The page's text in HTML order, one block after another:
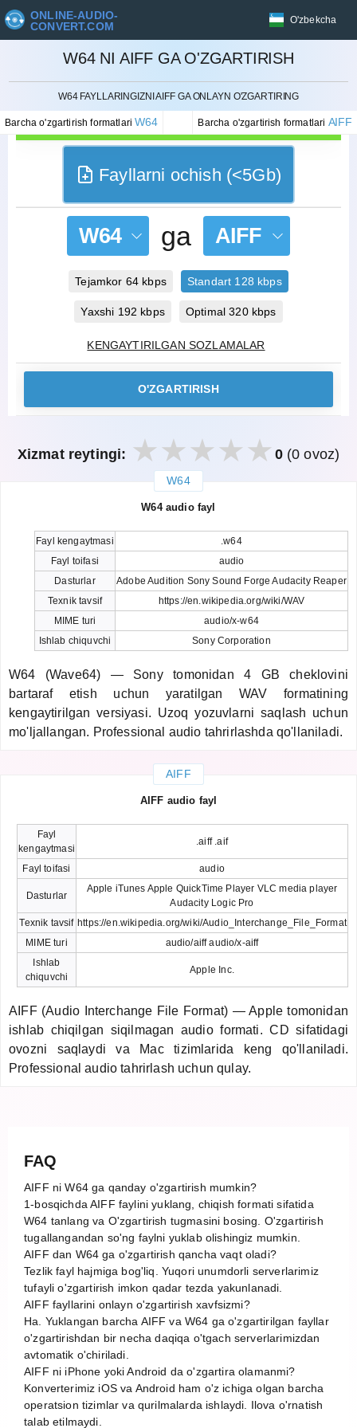
ONLINE-AUDIO-
CONVERT.COM
O'zbekcha
W64 NI AIFF GA O'ZGARTIRISH
W64 FAYLLARINGIZNI AIFF GA ONLAYN O'ZGARTIRING
Barcha o'zgartirish formatlariW64 Barcha o'zgartirish formatlari AIFF
BEKOR QILISH
Fayllarni ochish (<5Gb)
W64 ga AIFF
Tejamkor 64 kbps Standart 128 kbps
Yaxshi 192 kbps Optimal 320 kbps
KENGAYTIRILGAN SOZLAMALAR
O'ZGARTIRISH
Xizmat reytingi: 0(0 ovoz)
W64
W64 audio fayl
Fayl kengaytmasi
.w64
Fayl toifasi
audio
Dasturlar
Adobe Audition Sony Sound Forge Audacity Reaper
Texnik tavsif
https://en.wikipedia.org/wiki/WAV
MIME turi
audio/x-w64
Ishlab chiquvchi
Sony Corporation
W64 (Wave64) — Sony tomonidan 4 GB cheklovini
bartaraf etish uchun yaratilgan WAV formatining
kengaytirilgan versiyasi. Uzoq yozuvlarni saqlash uchun
mo'ljallangan. Professional audio tahrirlashda qo'llaniladi.
AIFF
AIFF audio fayl
Fayl
kengaytmasi
.aiff .aif
Fayl toifasi audio
Dasturlar
Apple iTunes Apple QuickTime Player VLC media player
Audacity Logic Pro
Texnik tavsif https://en.wikipedia.org/wiki/Audio_Interchange_File_Format
MIME turi
audio/aiff audio/x-aiff
Ishlab
chiquvchi
Apple Inc.
AIFF (Audio Interchange File Format) — Apple tomonidan
ishlab chiqilgan siqilmagan audio formati. CD sifatidagi
ovozni saqlaydi va Mac tizimlarida keng qo'llaniladi.
Professional audio tahrirlash uchun qulay.
FAQ
AIFF ni W64 ga qanday o'zgartirish mumkin?
1-bosqichda AIFF faylini yuklang, chiqish formati sifatida
W64 tanlang va O'zgartirish tugmasini bosing. O'zgartirish
tugallangandan so'ng faylni yuklab olishingiz mumkin.
AIFF dan W64 ga o'zgartirish qancha vaqt oladi?
Tezlik fayl hajmiga bog'liq. Yuqori unumdorli serverlarimiz
tufayli o'zgartirish imkon qadar tezda yakunlanadi.
AIFF fayllarini onlayn o'zgartirish xavfsizmi?
Ha. Yuklangan barcha AIFF va W64 ga o'zgartirilgan fayllar
o'zgartirishdan bir necha daqiqa o'tgach serverlarimizdan
avtomatik o'chiriladi.
AIFF ni iPhone yoki Android da o'zgartira olamanmi?
Konverterimiz iOS va Android ham o'z ichiga olgan barcha
operatsion tizimlar va qurilmalarda ishlaydi. Ilova o'rnatish
talab etilmaydi.